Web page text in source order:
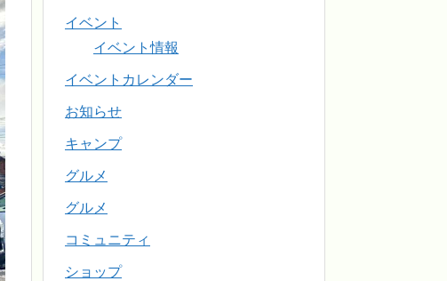
イベント
イベント情報
イベントカレンダー
お知らせ
キャンプ
グルメ
グルメ
コミュニティ
ショップ